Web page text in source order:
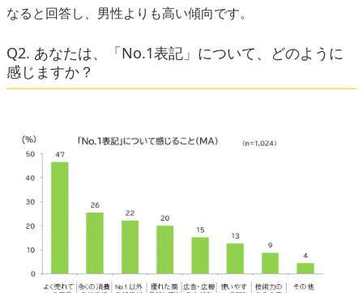
なると回答し、男性よりも高い傾向です。
Q2. あなたは、「No.1表記」について、どのように
感じますか？